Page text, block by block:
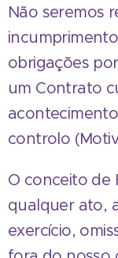
Não seremos
obrigações
um Contrato
controlo
O conceito de
qualquer ato,
exercício,